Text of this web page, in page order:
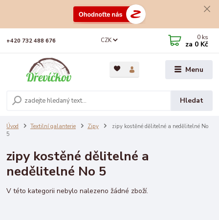
Menu
CZK
Hledat
+420 732 488 676 0 ks
za 0 Kč
Úvod Textilní galanterie Zipy
zipy kostěné dělitelné a nedělitelné No
5
zipy kostěné dělitelné a
nedělitelné No 5
V této kategorii nebylo nalezeno žádné zboží.